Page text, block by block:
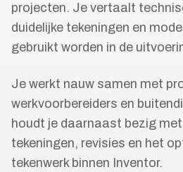
projecten. Je vertaalt
duidelijke tekeningen en
gebruikt worden in de
Je werkt nauw samen met
werkvoorbereiders en
houdt je daarnaast bezig
tekeningen, revisies en het
tekenwerk binnen Inventor.